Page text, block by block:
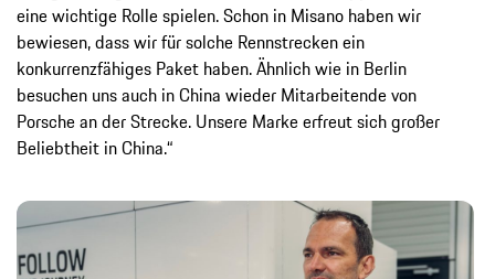
eine wichtige Rolle spielen. Schon in Misano haben wir
bewiesen, dass wir für solche Rennstrecken ein
konkurrenzfähiges Paket haben. Ähnlich wie in Berlin
besuchen uns auch in China wieder Mitarbeitende von
Porsche an der Strecke. Unsere Marke erfreut sich großer
Beliebtheit in China.“